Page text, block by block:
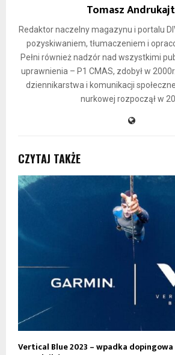
Tomasz
Redaktor naczelny magazynu i portalu
pozyskiwaniem, tłumaczeniem i
Pełni również nadzór nad wszystkimi
uprawnienia – P1 CMAS, zdobył w
dziennikarstwa i komunikacji
nurkowej rozpoczął w
CZYTAJ TAKŻE
Vertical Blue 2023 – wpadka